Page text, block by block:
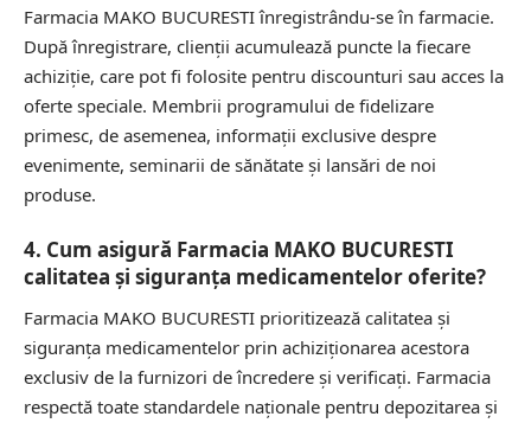
Farmacia MAKO BUCURESTI înregistrându-se în farmacie.
După înregistrare, clienții acumulează puncte la fiecare
achiziție, care pot fi folosite pentru discounturi sau acces la
oferte speciale. Membrii programului de fidelizare
primesc, de asemenea, informații exclusive despre
evenimente, seminarii de sănătate și lansări de noi
produse.
4. Cum asigură Farmacia MAKO BUCURESTI
calitatea și siguranța medicamentelor oferite?
Farmacia MAKO BUCURESTI prioritizează calitatea și
siguranța medicamentelor prin achiziționarea acestora
exclusiv de la furnizori de încredere și verificați. Farmacia
respectă toate standardele naționale pentru depozitarea și